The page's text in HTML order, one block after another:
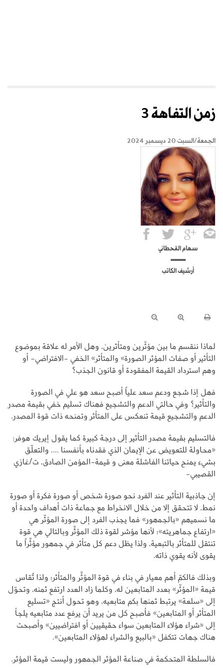
زمن التفاهة 3
الجمعة/السبت 20 ديسمبر 2024
سهام القحطاني
أرشيف الكاتب
لماذا ننقسم ما بين مؤثّرين ومتأثرين، وهل الأمر له علاقة بموضوع
التأثير أو صفات المؤثر الصورة» والمتأثر» الخفي -الافتراضي- أو
وهم استرداد القيمة المفقودة أو قانون الجذب؟
فهل إذا شجع ودعم سعد علياً أصبح سعد هو علي في الصورة
والتأثير؟ وفي حالتي الدعم والتشجيع فهناك تسليم خفي بقيمة مصدر
الدعم والتشجيع قيمة تنعكس على المتأثر وتمنحه ذات قوة المصدر.
فالتسليم بقيمة مصدر التأثير إلى درجة كبيرة كما يقول إيريك هوفر:
«محاولة للتعويض عن الإيمان الذي فقدناه بأنفسنا .... والتعلّق
بشيء يمنح حياتنا الفاشلة معنى و قيمة-المؤمن الصادق، ت/غازي
القصيبي-
إن جاذبية التأثير عند الفرد نحو صورة شخص أو صورة فكرة أو صورة
نمط، لا تتحقق إلا من خلال الانخراط مع جماعة ذات أهداف واحدة أو
ما نسميهم «بالجمهور» فما يجذب الفرد إلى صورة المؤثّر هي
«ارتفاع جماهريته»؛ لأنها مؤشر لقوة ذلك المؤثِّر وبالتالي هي قوة
تنتقل للمتأثر بالتبعية، ولذا يظل دعم كل متأثر في جمهور مؤثِّراً ما
يقوى لأنه يقوي ذاته.
وبذلك فالكمّ أهم معيار في بناء في قوة المؤثِّر والمتأثر؛ ولذا تُقاس
قيمة «المؤثّر» بعدد المتابعين له، وكلما زاد العدد ارتفع ثمنه، وتحوّل
إلى «سلعة» يرتبط ثمنها بكم متابعيه، وهو تحول أنتج «تسليع
المتأثر أو المتابعين» فأصبح كل من يريد أن يرفع عدد متابعيه يلجأ
إلى «شراء هؤلاء المتابعين سواء حقيقيين أو افتراضيين» وأصبحت
هناك جهات تتكفل «بالبيع والشراء لهؤلاء المتابعين».
فالسلطة المتحكمة في صناعة المؤثر الجمهور وليست قيمة المؤثر.